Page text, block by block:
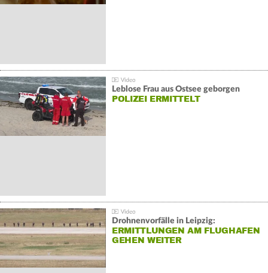
Leblose Frau aus Ostsee geborgen
POLIZEI ERMITTELT
Drohnenvorfälle in Leipzig:
ERMITTLUNGEN AM FLUGHAFEN
GEHEN WEITER